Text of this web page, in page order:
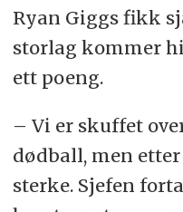
Ryan Giggs fikk
storlag kommer
ett poeng.
– Vi er skuffet
dødball, men
sterke. Sjefen